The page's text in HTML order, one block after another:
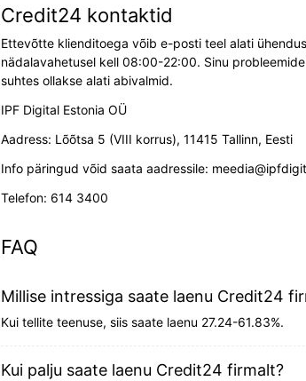
Credit24 kontaktid
Ettevõtte klienditoega võib e-posti teel alati
nädalavahetusel kell 08:00-22:00. Sinu
suhtes ollakse alati abivalmid.
IPF Digital Estonia OÜ
Aadress: Lõõtsa 5 (VIII korrus), 11415 Tallinn, Eesti
Info päringud võid saata aadressile:
Telefon: 614 3400
FAQ
Millise intressiga saate laenu Credit24
Kui tellite teenuse, siis saate laenu 27.24-61.83%.
Kui palju saate laenu Credit24 firmalt?